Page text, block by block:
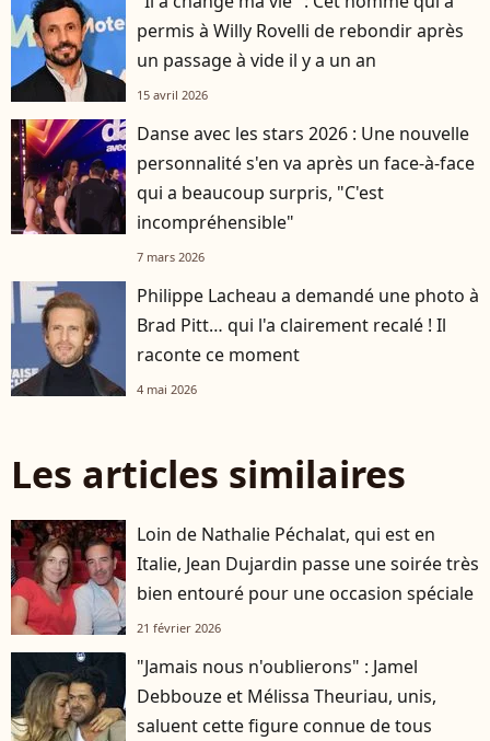
permis à Willy Rovelli de rebondir après
un passage à vide il y a un an
15 avril 2026
Danse avec les stars 2026 : Une nouvelle
personnalité s'en va après un face-à-face
qui a beaucoup surpris, "C'est
incompréhensible"
7 mars 2026
Philippe Lacheau a demandé une photo à
Brad Pitt… qui l'a clairement recalé ! Il
raconte ce moment
4 mai 2026
Les articles similaires
Loin de Nathalie Péchalat, qui est en
Italie, Jean Dujardin passe une soirée très
bien entouré pour une occasion spéciale
21 février 2026
"Jamais nous n'oublierons" : Jamel
Debbouze et Mélissa Theuriau, unis,
saluent cette figure connue de tous